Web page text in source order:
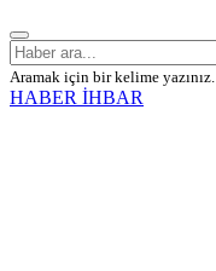
Aramak için bir kelime yazınız.
HABER İHBAR